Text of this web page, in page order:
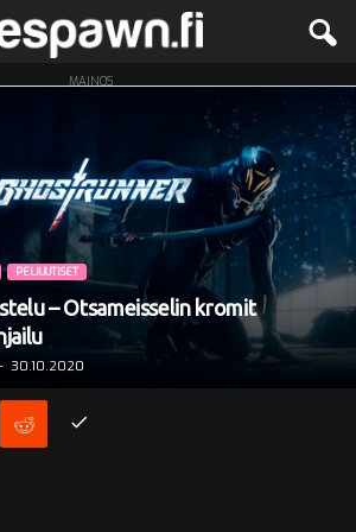
MAINOS
PELIUUTISET
– Otsameisselin kromit
- 30.10.2020